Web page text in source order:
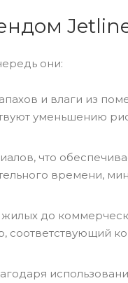
они:
и влаги из
уменьшению
что
времени,
до
соответствующий